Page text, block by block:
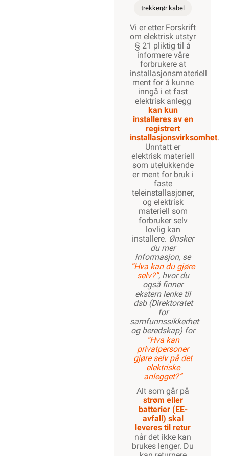
montering
Godkjent for
innstøping
Miljøvennlig
resirkulert rør
Les mer...
Beskrivelse
Produktdetaljer
Miljøparametere
ETIM
Kundeomtale
Spørsmål og svar
Dokumentasjon
Lagerstatus
Relevante
emneord
3g2,5 rør
el rør med kabel
Ferdigtrukket
ferdigtrukket rør